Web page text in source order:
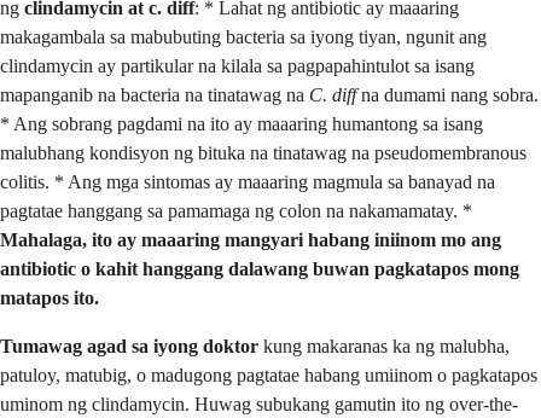
ng clindamycin at c. diff: * Lahat ng antibiotic ay maaaring
makagambala sa mabubuting bacteria sa iyong tiyan, ngunit ang
clindamycin ay partikular na kilala sa pagpapahintulot sa isang
mapanganib na bacteria na tinatawag na C. diffna dumami nang sobra.
* Ang sobrang pagdami na ito ay maaaring humantong sa isang
malubhang kondisyon ng bituka na tinatawag na pseudomembranous
colitis. * Ang mga sintomas ay maaaring magmula sa banayad na
pagtatae hanggang sa pamamaga ng colon na nakamamatay. *
Mahalaga, ito ay maaaring mangyari habang iniinom mo ang
antibiotic o kahit hanggang dalawang buwan pagkatapos mong
matapos ito.
Tumawag agad sa iyong doktor kung makaranas ka ng malubha,
patuloy, matubig, o madugong pagtatae habang umiinom o pagkatapos
uminom ng clindamycin. Huwag subukang gamutin ito ng over-the-